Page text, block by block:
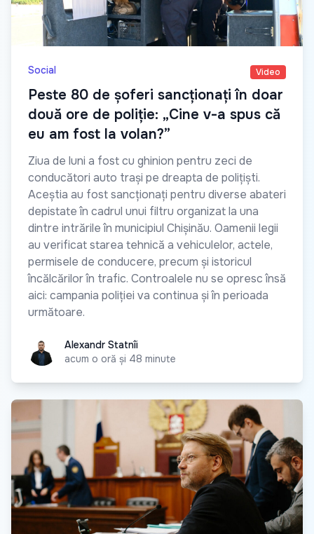
Social Video
Peste 80 de șoferi sancționați în doar
două ore de poliție: „Cine v-a spus că
eu am fost la volan?”
Ziua de luni a fost cu ghinion pentru zeci de
conducători auto trași pe dreapta de polițiști.
Aceștia au fost sancționați pentru diverse abateri
depistate în cadrul unui filtru organizat la una
dintre intrările în municipiul Chișinău. Oamenii legii
au verificat starea tehnică a vehiculelor, actele,
permisele de conducere, precum și istoricul
încălcărilor în trafic. Controalele nu se opresc însă
aici: campania poliției va continua și în perioada
următoare.
Alexandr Statnîi
Alexandr Statnîi
acum o oră și 48 minute